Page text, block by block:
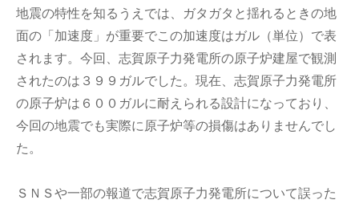
地震の特性を知るうえでは、ガタガタと揺れるときの地
面の「加速度」が重要でこの加速度はガル（単位）で表
されます。今回、志賀原子力発電所の原子炉建屋で観測
されたのは３９９ガルでした。現在、志賀原子力発電所
の原子炉は６００ガルに耐えられる設計になっており、
今回の地震でも実際に原子炉等の損傷はありませんでし
た。
ＳＮＳや一部の報道で志賀原子力発電所について誤った